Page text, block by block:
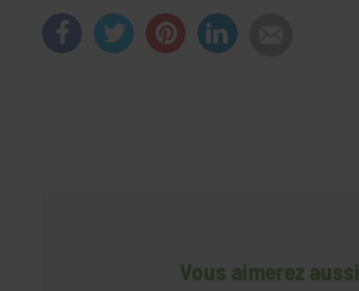
Vous aimerez aussi